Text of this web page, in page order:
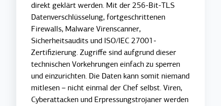
direkt geklärt werden. Mit der 256-Bit-TLS
Datenverschlüsselung, fortgeschrittenen
Firewalls, Malware Virenscanner,
Sicherheitsaudits und ISO/IEC 27001-
Zertifizierung. Zugriffe sind aufgrund dieser
technischen Vorkehrungen einfach zu sperren
und einzurichten. Die Daten kann somit niemand
mitlesen – nicht einmal der Chef selbst. Viren,
Cyberattacken und Erpressungstrojaner werden